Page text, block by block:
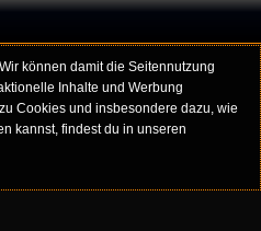
können damit die Seitennutzung
Inhalte und Werbung
Cookies und insbesondere dazu, wie
kannst, findest du in unseren